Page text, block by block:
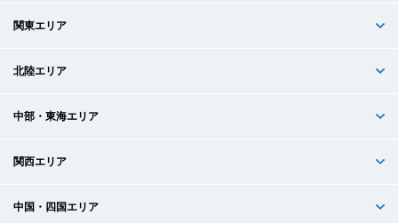
関東エリア
北陸エリア
中部・東海エリア
関西エリア
中国・四国エリア